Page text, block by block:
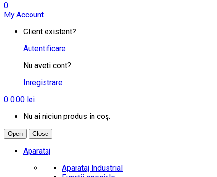
0
My Account
Client existent?
Autentificare
Nu aveti cont?
Inregistrare
0 0.00 lei
Nu ai niciun produs în coș.
Open Close
Aparataj
Aparataj Industrial